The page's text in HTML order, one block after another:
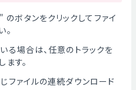
ボタンをクリックしてファイ
。
る場合は、任意のトラックを
す。
ファイルの連続ダウンロード